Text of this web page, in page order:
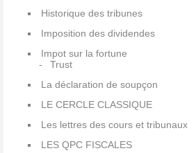
Historique des tribunes
Imposition des dividendes
Impot sur la fortune
Trust
La déclaration de soupçon
LE CERCLE CLASSIQUE
Les lettres des cours et tribunaux
LES QPC FISCALES